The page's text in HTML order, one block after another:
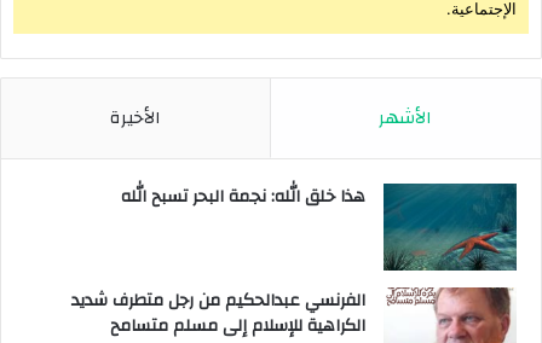
الإجتماعية.
الأشهر الأخيرة
هذا خلق الله: نجمة البحر تسبح الله
الفرنسي عبدالحكيم من رجل متطرف شديد
الكراهية للإسلام إلى مسلم متسامح